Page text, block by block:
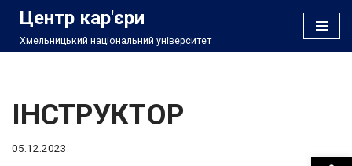
Перейти
Центр кар'єри
Хмельницький національний університет
ІНСТРУКТОР
05.12.2023